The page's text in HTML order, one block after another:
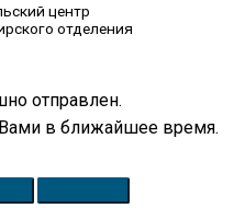
центр
отделения
отправлен.
в ближайшее время.